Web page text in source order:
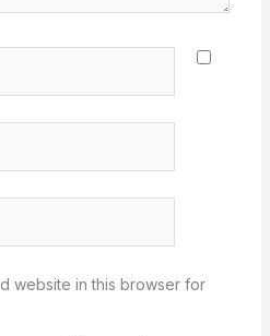
website in this browser for